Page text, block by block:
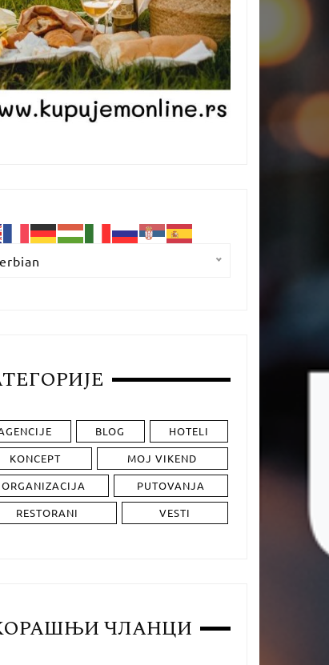
BLOG
HOTELI
KONCEPT
MOJ VIKEND
ORGANIZACIJA
PUTOVANJA
RESTORANI
VESTI
ЧЛАНЦИ